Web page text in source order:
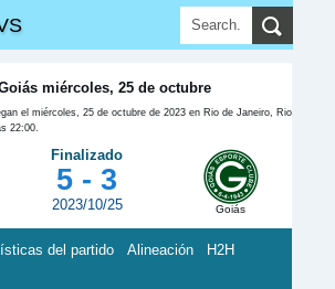
miércoles, 25 de octubre
el miércoles, 25 de octubre de 2023 en Rio de Janeiro, Rio
22:00.
Finalizado
5 - 3
2023/10/25 Goiás
del partido Alineación H2H